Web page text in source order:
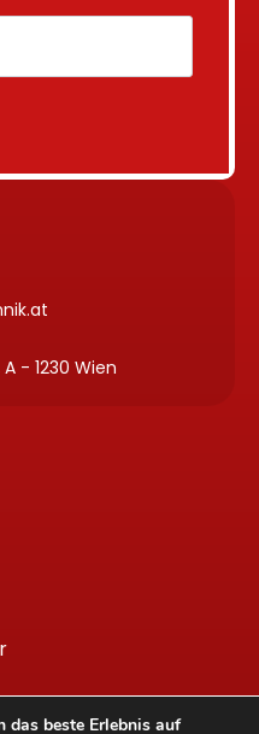
- 1230 Wien
das beste Erlebnis auf